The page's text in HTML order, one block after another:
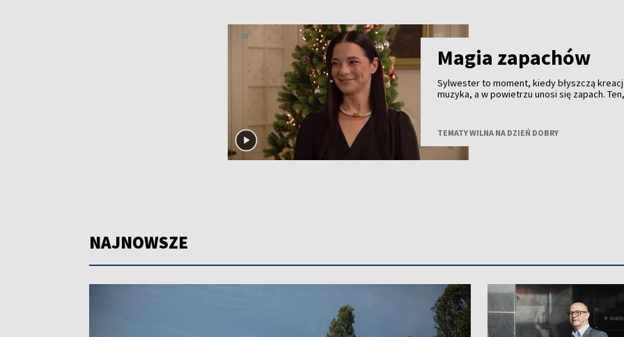
Magia zapachów
Sylwester to moment, kiedy błyszczą
muzyka, a w powietrzu unosi się zapach.
jak wybrać perfumy idealne na tę wyjątkową
porozmawiamy z Dianą Podmostko –
perfum.
TEMATY WILNA NA DZIEŃ DOBRY
NAJNOWSZE